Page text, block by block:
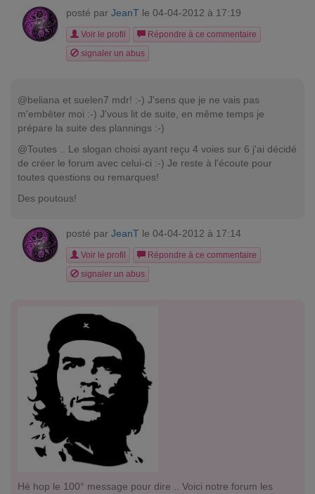
posté par JeanT le 04-04-2012 à 17:19
Voir le profil
Répondre à ce commentaire
signaler un abus
@beliana et suelen7 mdr! :-) J'sens que je ne vais pas
m'embêter moi :-) J'vous lit de suite, en même temps je
prépare la suite des plannings :-)
@Toutes .. Le slogan choisi ayant reçu 4 voies sur 6 j'ai décidé
de créer le forum avec celui-ci :-) Je reste à l'écoute pour
toutes questions ou remarques!
Des poutous!
posté par JeanT le 04-04-2012 à 17:14
Voir le profil
Répondre à ce commentaire
signaler un abus
Hé hop le 100° message pour dire .. Voici notre forum les